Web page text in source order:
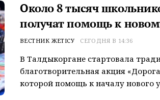
Около 8 тысяч
получат помощь к
ВЕСТНИК ЖЕТІСУ СЕГОДНЯ В 14:36
В Талдыкоргане стартовала
благотворительная акция
которой помощь к началу нового